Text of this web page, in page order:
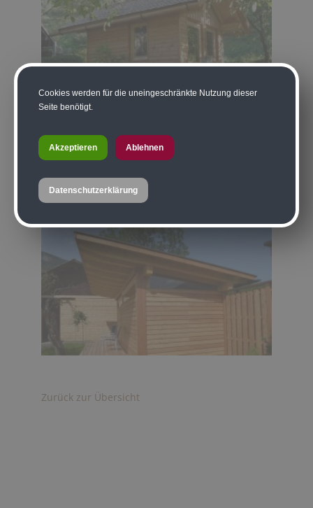
Zurück zur Übersicht
Cookies werden für die uneingeschränkte Nutzung dieser
Seite benötigt.
Akzeptieren Ablehnen
Datenschutzerklärung